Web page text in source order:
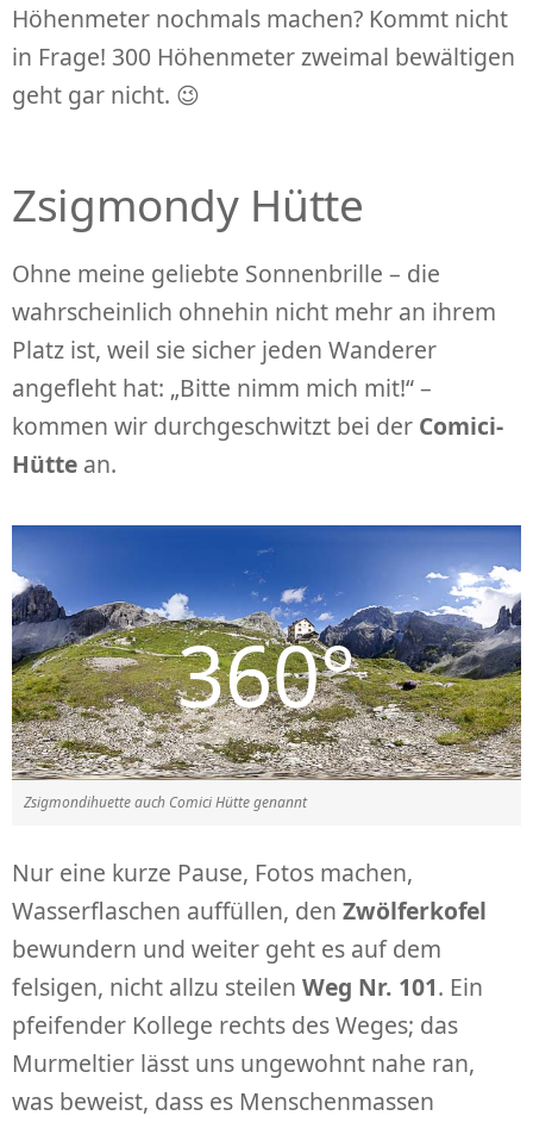
Höhenmeter nochmals machen? Kommt nicht
in Frage! 300 Höhenmeter zweimal bewältigen
geht gar nicht. 😉
Zsigmondy Hütte
Ohne meine geliebte Sonnenbrille – die
wahrscheinlich ohnehin nicht mehr an ihrem
Platz ist, weil sie sicher jeden Wanderer
angefleht hat: „Bitte nimm mich mit!“ –
kommen wir durchgeschwitzt bei der Comici-
Hütte an.
Zsigmondihuette auch Comici Hütte genannt
Nur eine kurze Pause, Fotos machen,
Wasserflaschen auffüllen, den Zwölferkofel
bewundern und weiter geht es auf dem
felsigen, nicht allzu steilen Weg Nr. 101. Ein
pfeifender Kollege rechts des Weges; das
Murmeltier lässt uns ungewohnt nahe ran,
was beweist, dass es Menschenmassen